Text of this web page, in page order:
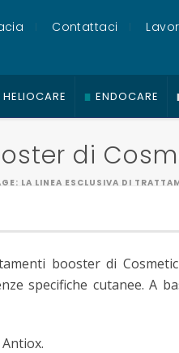
Contattaci
HELIOCARE ENDOCARE
di
LA LINEA ESCLUSIVA DI
booster di
specifiche cutanee. A